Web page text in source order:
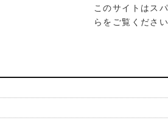
このサイトはス
らをご覧ください